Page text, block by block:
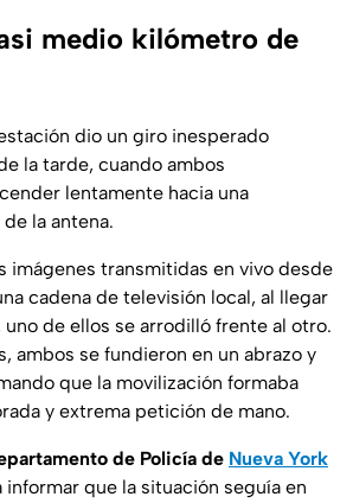
medio kilómetro de
dio un giro inesperado
la tarde, cuando ambos
lentamente hacia una
la antena.
imágenes transmitidas en vivo desde
cadena de televisión local, al llegar
uno de ellos se arrodilló frente al otro.
ambos se fundieron en un abrazo y
que la movilización formaba
y extrema petición de mano.
de Policía de Nueva York
informar que la situación seguía en